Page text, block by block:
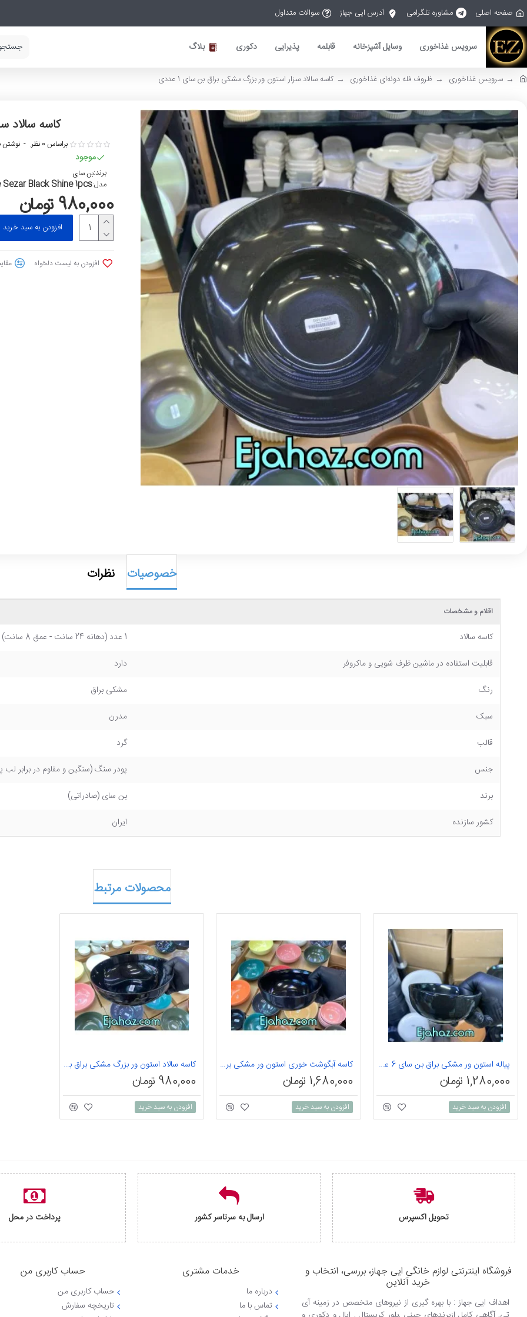
صفحه اصلی مشاوره تلگرامی آدرس ایی جهاز سوالات متداول
سرویس غذاخوری وسایل آشپزخانه قابلمه پذیرایی دکوری بلاگ
سرویس غذاخوری ظروف فله دونه‌ای غذاخوری کاسه سالاد سزار استون ور بزرگ مشکی براق بن سای 1 عددی
کاسه سالاد
موجود
برند:بن سای
مدل:Black Shine 1pcs
براساس 0 نظر. - نوشتن
980,000 تومان
افزودن به سبد خرید
افزودن به لیست دلخواه
خصوصیات نظرات
اقلام و مشخصات
کاسه سالاد
1 عدد (دهانه 24 سانت - عمق 8 سانت)
قابلیت استفاده در ماشین ظرف شویی و ماکروفر
دارد
رنگ
مشکی براق
سبک
مدرن
قالب
گرد
جنس
پودر سنگ (سنگین و مقاوم در برابر
برند
بن سای (صادراتی)
کشور سازنده
ایران
محصولات مرتبط
پیاله استون ور مشکی براق بن سای 6 عددی
1,280,000 تومان
افزودن به سبد خرید
کاسه آبگوشت خوری استون ور مشکی براق بن سای 6 عددی
1,680,000 تومان
افزودن به سبد خرید
کاسه سالاد استون ور بزرگ مشکی براق بن سای 1 عددی
980,000 تومان
افزودن به سبد خرید
تحویل اکسپرس ارسال به سرتاسر کشور پرداخت در محل
فروشگاه اینترنتی لوازم خانگی ایی جهاز، بررسی، انتخاب و
خرید آنلاین
اهداف ایی جهاز : با بهره گیری از نیروهای متخصص در زمینه آی
خدمات مشتری
درباره ما
تماس با ما
حساب کاربری من
حساب کاربری من
تاریخچه سفارش